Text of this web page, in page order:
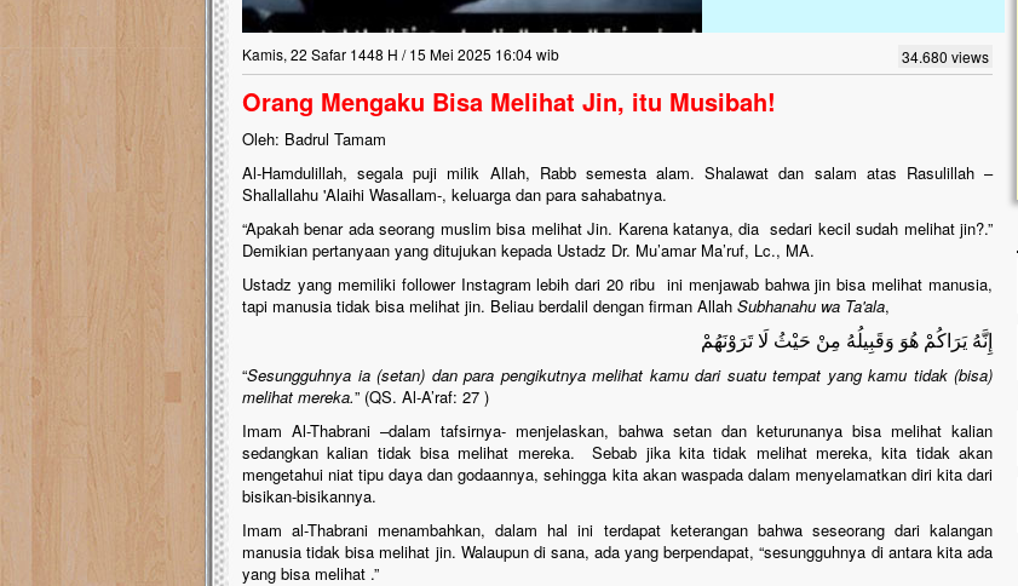
Kamis, 22 Safar 1448 H / 15 Mei 2025 16:04 wib 34.680 views
Orang Mengaku Bisa Melihat Jin, itu Musibah!
Oleh: Badrul Tamam
Al-Hamdulillah, segala puji milik Allah, Rabb semesta alam. Shalawat dan salam atas Rasulillah –
Shallallahu 'Alaihi Wasallam-, keluarga dan para sahabatnya.
“Apakah benar ada seorang muslim bisa melihat Jin. Karena katanya, dia sedari kecil sudah melihat jin?.”
Demikian pertanyaan yang ditujukan kepada Ustadz Dr. Mu’amar Ma’ruf, Lc., MA.
Ustadz yang memiliki follower Instagram lebih dari 20 ribu ini menjawab bahwa jin bisa melihat manusia,
tapi manusia tidak bisa melihat jin. Beliau berdalil dengan firman Allah Subhanahu wa Ta'ala,
إِنَّهُ يَرَاكُمْ هُوَ وَقَبِيلُهُ مِنْ حَيْثُ لَا تَرَوْنَهُمْ
“Sesungguhnya ia (setan) dan para pengikutnya melihat kamu dari suatu tempat yang kamu tidak (bisa)
melihat mereka.” (QS. Al-A’raf: 27 )
Imam Al-Thabrani –dalam tafsirnya- menjelaskan, bahwa setan dan keturunanya bisa melihat kalian
sedangkan kalian tidak bisa melihat mereka. Sebab jika kita tidak melihat mereka, kita tidak akan
mengetahui niat tipu daya dan godaannya, sehingga kita akan waspada dalam menyelamatkan diri kita dari
bisikan-bisikannya.
Imam al-Thabrani menambahkan, dalam hal ini terdapat keterangan bahwa seseorang dari kalangan
manusia tidak bisa melihat jin. Walaupun di sana, ada yang berpendapat, “sesungguhnya di antara kita ada
yang bisa melihat .”
Nasib masjid di Kampung Cilumbu ini sungguh
mengenaskan. Lima tahun mangkrak, kini nyaris
berlumut, dan menghitam terpapar panas dan